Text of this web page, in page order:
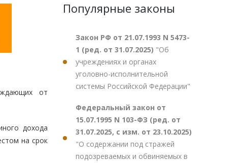
от
дохода
на срок
Популярные законы
Закон РФ от 21.07.1993 N 5473-
1 (ред. от 31.07.2025) "Об
учреждениях и органах
уголовно-исполнительной
системы Российской Федерации"
Федеральный закон от
15.07.1995 N 103-ФЗ (ред. от
31.07.2025, с изм. от 23.10.2025)
"О содержании под стражей
подозреваемых и обвиняемых в